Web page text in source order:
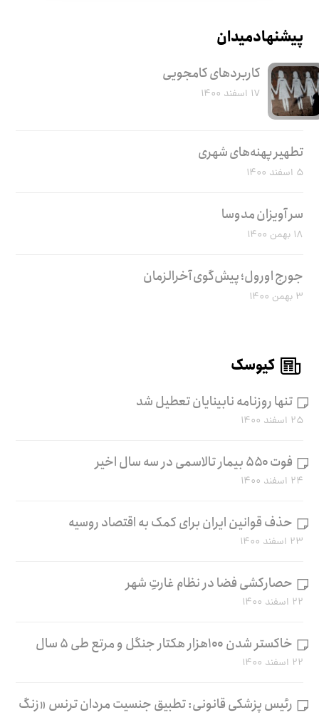
پیشنهاد میدان
کاربرد‌های کامجویی
۱۷ اسفند ۱۴۰۰
تطهیر پهنه‌های شهری
۵ اسفند ۱۴۰۰
سر آویزان مدوسا
۱۸ بهمن ۱۴۰۰
جورج اورول؛ پیش‌گوی آخرالزمان
۳ بهمن ۱۴۰۰
کیوسک
تنها روزنامه نابینایان تعطیل شد
۲۵ اسفند ۱۴۰۰
فوت ۵۵۰ بیمار تالاسمی در سه سال اخیر
۲۴ اسفند ۱۴۰۰
حذف قوانین ایران برای کمک به اقتصاد روسیه
۲۳ اسفند ۱۴۰۰
حصارکشی فضا در نظام غارتِ شهر
۲۲ اسفند ۱۴۰۰
خاکستر شدن ۱۰۰هزار هکتار جنگل و مرتع طی ۵ سال
۲۲ اسفند ۱۴۰۰
رئیس پزشکی قانونی: تطبیق جنسیت مردان ترنس «زنگ